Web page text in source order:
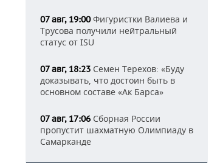
07 авг, 19:00Фигуристки Валиева и
Трусова получили нейтральный
статус от ISU
07 авг, 18:23 Семен Терехов: «Буду
доказывать, что достоин быть в
основном составе «Ак Барса»
07 авг, 17:06 Сборная России
пропустит шахматную Олимпиаду в
Самарканде